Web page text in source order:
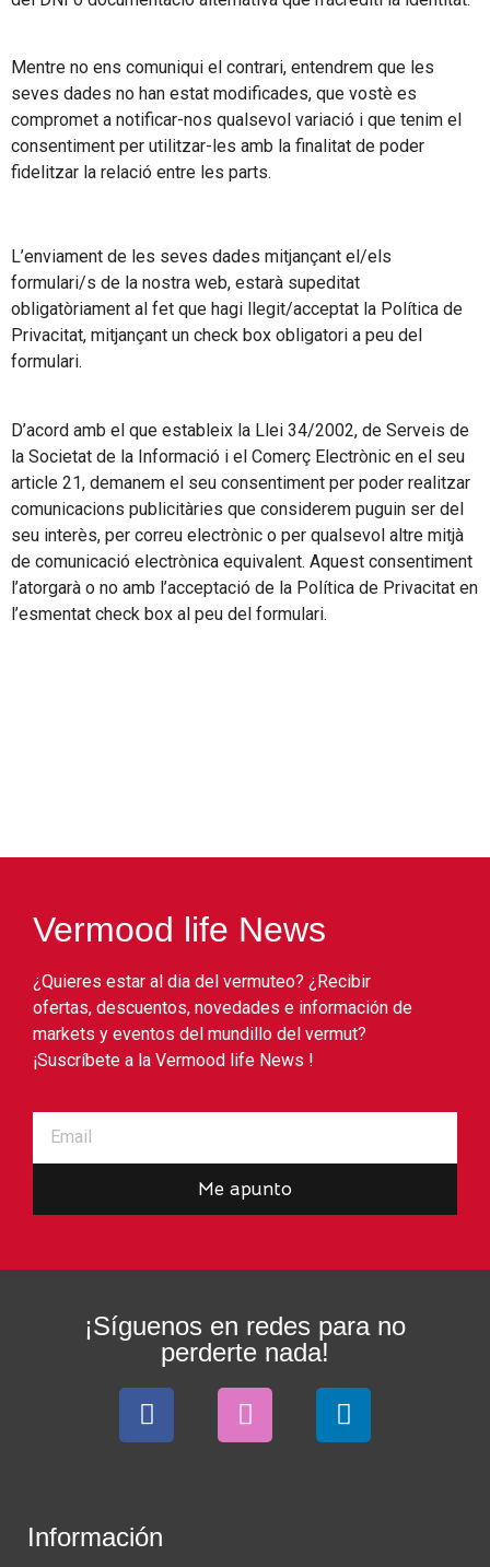
Mentre no ens comuniqui el contrari, entendrem que les
seves dades no han estat modificades, que vostè es
compromet a notificar-nos qualsevol variació i que tenim el
consentiment per utilitzar-les amb la finalitat de poder
fidelitzar la relació entre les parts.
L’enviament de les seves dades mitjançant el/els
formulari/s de la nostra web, estarà supeditat
obligatòriament al fet que hagi llegit/acceptat la Política de
Privacitat, mitjançant un check box obligatori a peu del
formulari.
D’acord amb el que estableix la Llei 34/2002, de Serveis de
la Societat de la Informació i el Comerç Electrònic en el seu
article 21, demanem el seu consentiment per poder realitzar
comunicacions publicitàries que considerem puguin ser del
seu interès, per correu electrònic o per qualsevol altre mitjà
de comunicació electrònica equivalent. Aquest consentiment
l’atorgarà o no amb l’acceptació de la Política de Privacitat en
l’esmentat check box al peu del formulari.
Vermood life News
¿Quieres estar al dia del vermuteo? ¿Recibir
ofertas, descuentos, novedades e información de
markets y eventos del mundillo del vermut?
¡Suscríbete a la Vermood life News !
Me apunto
¡Síguenos en redes para no
perderte nada!
Información